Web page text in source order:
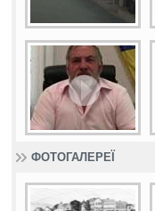
ФОТОГАЛЕРЕЇ